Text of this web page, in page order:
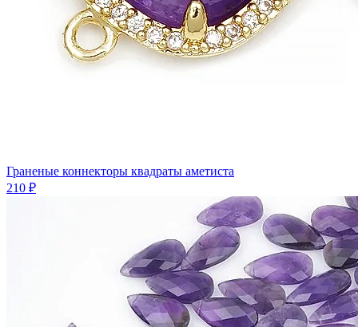
Граненые коннекторы квадраты аметиста
210 ₽